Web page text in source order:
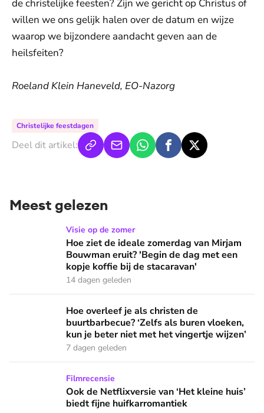
de christelijke feesten? Zijn we gericht op Christus of
willen we ons gelijk halen over de datum en wijze
waarop we bijzondere aandacht geven aan de
heilsfeiten?
Roeland Klein Haneveld, EO-Nazorg
Christelijke feestdagen
Deel dit artikel:
Meest gelezen
Hoe ziet de ideale zomerdag van Mirjam Bouwman eruit?
Visie op de zomer
Hoe ziet de ideale zomerdag van Mirjam
Bouwman eruit? 'Begin de dag met een
kopje koffie bij de stacaravan'
14 dagen geleden
Hoe overleef je als christen de buurtbarbecue? ‘Zelfs als
Hoe overleef je als christen de
buurtbarbecue? ‘Zelfs als buren vloeken,
kun je beter niet met het vingertje wijzen’
7 dagen geleden
Ook de Netflixversie van ‘Het kleine huis’ biedt fijne
Filmrecensie
Ook de Netflixversie van ‘Het kleine huis’
biedt fijne huifkarromantiek